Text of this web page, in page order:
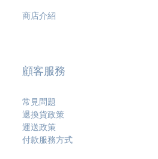
商店介紹
顧客服務
常見問題
退換貨政策
運送政策
付款服務方式